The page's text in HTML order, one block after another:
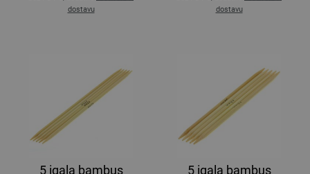
dostavu
dostavu
5 igala bambus 5 igala bambus